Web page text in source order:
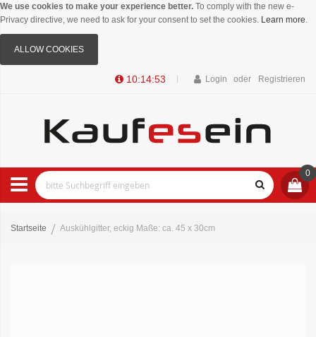
We use cookies to make your experience better. To comply with the new e-
Privacy directive, we need to ask for your consent to set the cookies. Learn more.
ALLOW COOKIES
Login Registrieren
10:14:52
0
Startseite Auskühlgitter, eckig Maße: ca. 45 x 30cm